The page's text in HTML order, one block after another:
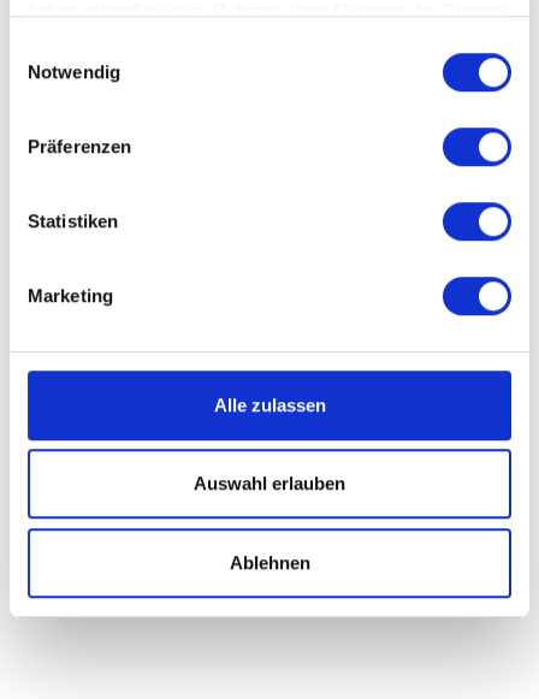
Notwendig
Präferenzen
Statistiken
Marketing
Alle zulassen
Auswahl erlauben
Ablehnen